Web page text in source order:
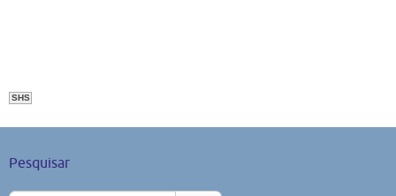
SHS
Pesquisar